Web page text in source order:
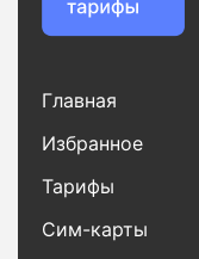
Главная
Избранное
Тарифы
Сим-карты